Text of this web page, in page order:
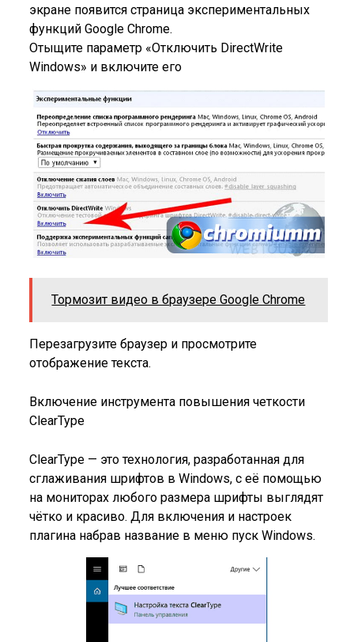
экране появится страница экспериментальных
функций Google Chrome.
Отыщите параметр «Отключить DirectWrite
Windows» и включите его
Тормозит видео в браузере Google Chrome
Перезагрузите браузер и просмотрите
отображение текста.
Включение инструмента повышения четкости
ClearType
ClearType — это технология, разработанная для
сглаживания шрифтов в Windows, с её помощью
на мониторах любого размера шрифты выглядят
чётко и красиво. Для включения и настроек
плагина набрав название в меню пуск Windows.